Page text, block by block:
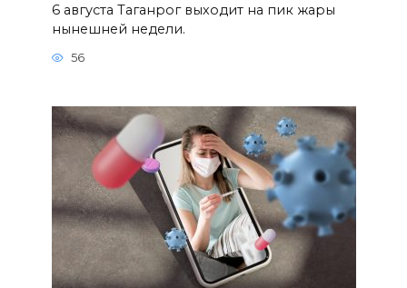
6 августа Таганрог выходит на пик жары
нынешней недели.
56